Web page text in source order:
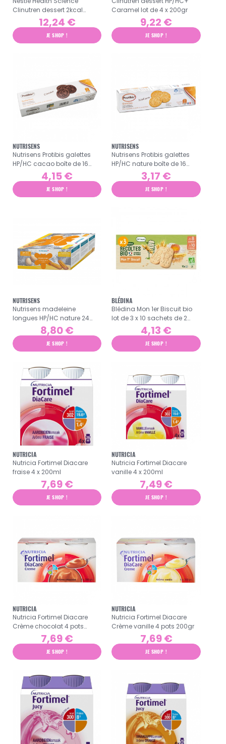
Clinutren dessert 2kcal
saveur vanille 4 x 200gr
12,24 €
JE SHOP !
Caramel lot de 4 x 200gr
9,22 €
JE SHOP !
NUTRISENS
Nutrisens Protibis galettes
HP/HC cacao boîte de 16
4,15 €
JE SHOP !
NUTRISENS
Nutrisens Protibis galettes
HP/HC nature boîte de 16
3,17 €
JE SHOP !
NUTRISENS
Nutrisens madeleine
longues HP/HC nature 24
sachets de 2 madeleines
8,80 €
JE SHOP !
BLÉDINA
Blédina Mon 1er Biscuit bio
lot de 3 x 10 sachets de 2
4,13 €
JE SHOP !
NUTRICIA
Nutricia Fortimel Diacare
fraise 4 x 200ml
7,69 €
JE SHOP !
NUTRICIA
Nutricia Fortimel Diacare
vanille 4 x 200ml
7,49 €
JE SHOP !
NUTRICIA
Nutricia Fortimel Diacare
Crème chocolat 4 pots
7,69 €
JE SHOP !
NUTRICIA
Nutricia Fortimel Diacare
Crème vanille 4 pots 200gr
7,69 €
JE SHOP !